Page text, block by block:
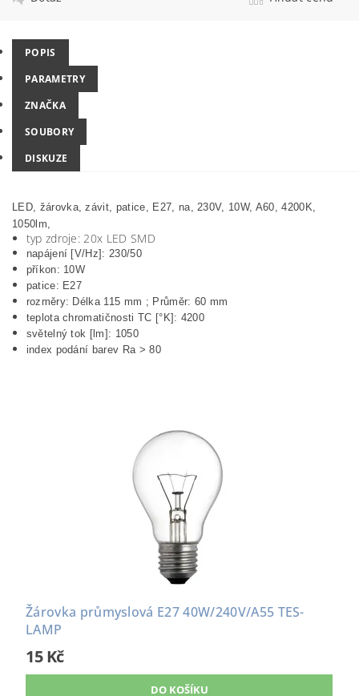
POPIS
PARAMETRY
ZNAČKA
SOUBORY
DISKUZE
LED, žárovka, závit, patice, E27, na, 230V, 10W, A60, 4200K,
1050lm,
typ zdroje: 20x LED SMD
napájení [V/Hz]: 230/50
příkon: 10W
patice: E27
rozměry: Délka 115 mm ; Průměr: 60 mm
teplota chromatičnosti TC [°K]: 4200
světelný tok [lm]: 1050
index podání barev Ra > 80
Žárovka průmyslová E27 40W/240V/A55 TES-
LAMP
15 Kč